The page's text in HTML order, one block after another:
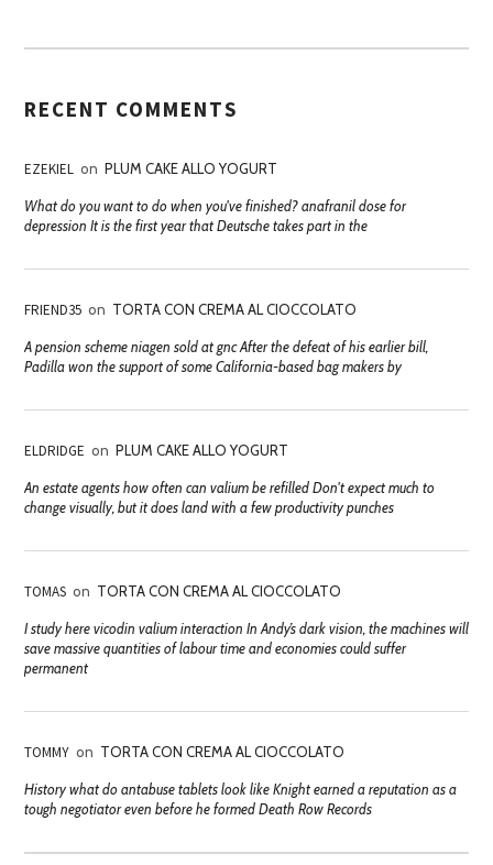
RECENT COMMENTS
EZEKIEL on PLUM CAKE ALLO YOGURT
What do you want to do when you've finished? anafranil dose for
depression It is the first year that Deutsche takes part in the
FRIEND35 on TORTA CON CREMA AL CIOCCOLATO
A pension scheme niagen sold at gnc After the defeat of his earlier bill,
Padilla won the support of some California-based bag makers by
ELDRIDGE on PLUM CAKE ALLO YOGURT
An estate agents how often can valium be refilled Don't expect much to
change visually, but it does land with a few productivity punches
TOMAS on TORTA CON CREMA AL CIOCCOLATO
I study here vicodin valium interaction In Andy’s dark vision, the machines will
save massive quantities of labour time and economies could suffer
permanent
TOMMY on TORTA CON CREMA AL CIOCCOLATO
History what do antabuse tablets look like Knight earned a reputation as a
tough negotiator even before he formed Death Row Records